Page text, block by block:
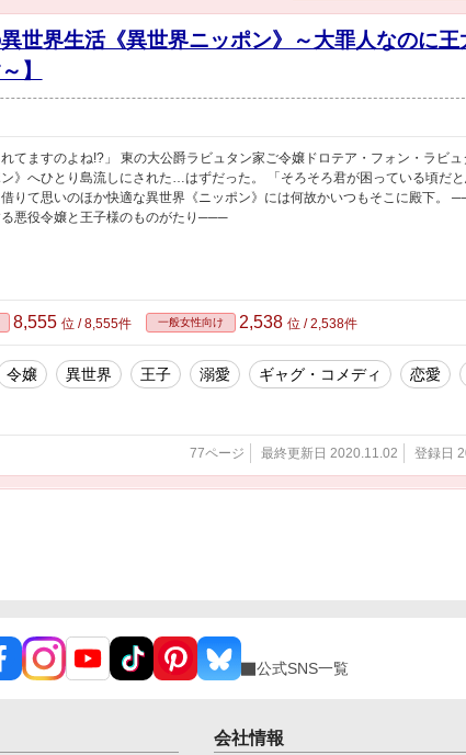
異世界生活《異世界ニッポン》～大罪人なのに王
】
れてますのよね!?」 東の大公爵ラビュタン家ご令嬢ドロテア・フォン・ラビュ
》へひとり島流しにされた…はずだった。 「そろそろ君が困っている頃だと
りて思いのほか快適な異世界《ニッポン》には何故かいつもそこに殿下。
悪役令嬢と王子様のものがたり───
8,555 位 / 8,555件 一般女性向け 2,538 位 / 2,538件
令嬢 異世界 王子 溺愛 ギャグ・コメディ 恋愛
77ページ 最終更新日 2020.11.02 登録日
公式SNS一覧
会社情報